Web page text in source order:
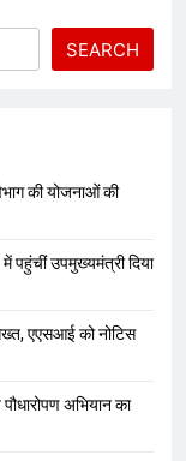
SEARCH
की योजनाओं की
पहुंचीं उपमुख्यमंत्री दिया
एएसआई को नोटिस
अभियान का